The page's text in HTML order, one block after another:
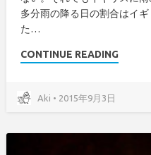
多分雨の降る日の割合はイ
た…
CONTINUE READING
Aki • 2015年9月3日